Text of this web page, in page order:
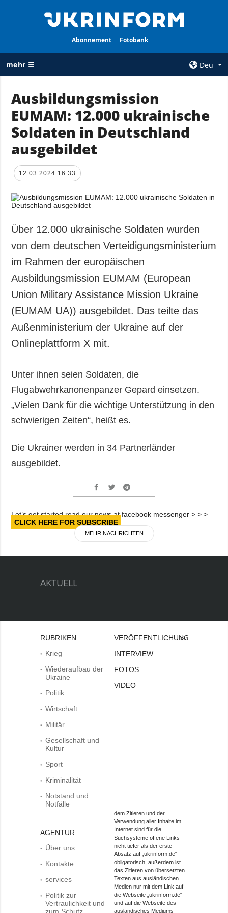
Abonnement Fotobank
mehr ☰
Deu
ALLE
RUBRIKEN
Krieg
Wiederaufbau
der Ukraine
Politik
Wirtschaft
Gesellschaft und
Kultur
Sport
Kriminalität
Notstand und
Notfälle
AGENTUR
Über uns
und zum Schutz
ZUSÄTZLICH
Veröffentlichungen
Fotos
Video
LEISTUNGEN
Ausbildungsmission
EUMAM: 12.000 ukrainische
Soldaten in Deutschland
ausgebildet
12.03.2024 16:33
Über 12.000 ukrainische Soldaten wurden
von dem deutschen Verteidigungsministerium
im Rahmen der europäischen
Ausbildungsmission EUMAM (European
Union Military Assistance Mission Ukraine
(EUMAM UA)) ausgebildet. Das teilte das
Außenministerium der Ukraine auf der
Onlineplattform X mit.
Unter ihnen seien Soldaten, die
Flugabwehrkanonenpanzer Gepard einsetzen.
„Vielen Dank für die wichtige Unterstützung in den
schwierigen Zeiten“, heißt es.
Die Ukrainer werden in 34 Partnerländer
ausgebildet.
Let’s get started read our news at facebook messenger > > >
CLICK HERE FOR SUBSCRIBE
MEHR NACHRICHTEN
AKTUELL
RUBRIKEN
Krieg
Wiederaufbau der
Ukraine
Politik
Wirtschaft
Militär
Gesellschaft und
Kultur
Sport
Kriminalität
Notstand und
Notfälle
AGENTUR
Über uns
Kontakte
services
Politik zur
Vertraulichkeit und
zum Schutz
VERÖFFENTLICHUNGEN
INTERVIEW
FOTOS
VIDEO
Bei
dem Zitieren und der
Verwendung aller Inhalte im
Internet sind für die
Suchsysteme offene Links
nicht tiefer als der erste
Absatz auf „ukrinform.de“
obligatorisch, außerdem ist
das Zitieren von übersetzten
Texten aus ausländischen
Medien nur mit dem Link auf
die Webseite „ukrinform.de“
und auf die Webseite des
ausländisches Mediums